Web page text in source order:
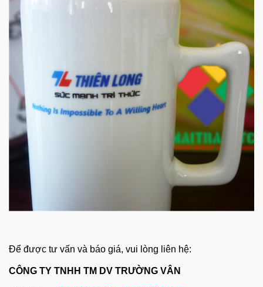
Để được tư vấn và báo giá, vui lòng liên hệ:
CÔNG TY TNHH TM DV TRƯỜNG VÂN